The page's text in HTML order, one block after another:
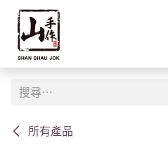
跳至內容
所有產品